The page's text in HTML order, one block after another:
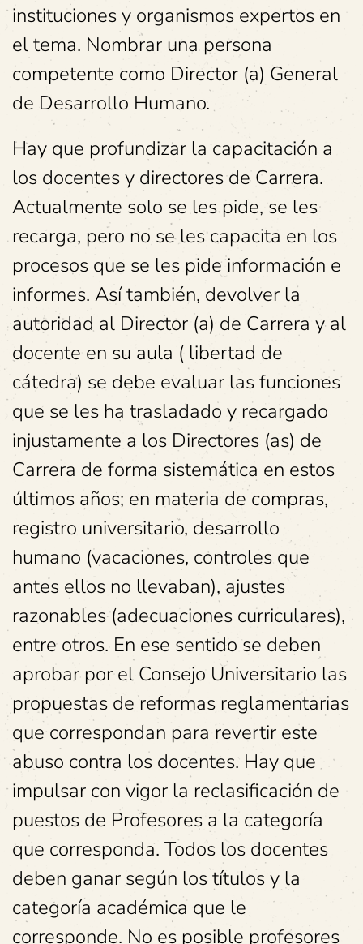
instituciones y organismos expertos en
el tema. Nombrar una persona
competente como Director (a) General
de Desarrollo Humano.
Hay que profundizar la capacitación a
los docentes y directores de Carrera.
Actualmente solo se les pide, se les
recarga, pero no se les capacita en los
procesos que se les pide información e
informes. Así también, devolver la
autoridad al Director (a) de Carrera y al
docente en su aula ( libertad de
cátedra) se debe evaluar las funciones
que se les ha trasladado y recargado
injustamente a los Directores (as) de
Carrera de forma sistemática en estos
últimos años; en materia de compras,
registro universitario, desarrollo
humano (vacaciones, controles que
antes ellos no llevaban), ajustes
razonables (adecuaciones curriculares),
entre otros. En ese sentido se deben
aprobar por el Consejo Universitario las
propuestas de reformas reglamentarias
que correspondan para revertir este
abuso contra los docentes. Hay que
impulsar con vigor la reclasificación de
puestos de Profesores a la categoría
que corresponda. Todos los docentes
deben ganar según los títulos y la
categoría académica que le
corresponde. No es posible profesores